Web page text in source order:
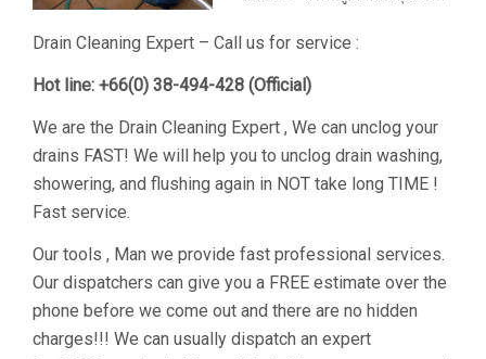
Drain Cleaning Expert – Call us for service :
Hot line: +66(0) 38-494-428 (Official)
We are the Drain Cleaning Expert , We can unclog your
drains FAST! We will help you to unclog drain washing,
showering, and flushing again in NOT take long TIME !
Fast service.
Our tools , Man we provide fast professional services.
Our dispatchers can give you a FREE estimate over the
phone before we come out and there are no hidden
charges!!! We can usually dispatch an expert